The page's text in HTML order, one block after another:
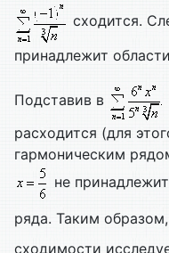
сходится.
принадлежит
Подставив в
расходится (для
гармоническим
не
ряда. Таким образом,
сходимости